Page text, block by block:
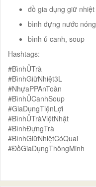
đồ gia dụng giữ nhiệt
bình đựng nước nóng
bình ủ canh, soup
Hashtags:
#BìnhỦTrà
#BìnhGiữNhiệt3L
#NhựaPPAnToàn
#BìnhỦCanhSoup
#GiaDụngTiệnLợi
#BìnhỦTràViệtNhật
#BìnhĐựngTrà
#BìnhGiữNhiệtCóQuai
#ĐồGiaDụngThôngMinh